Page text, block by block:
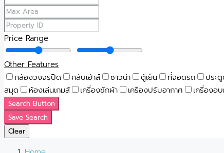
Price Range
Other Features
กล้องวงจรปิด
คลับเฮ้าส์ ซาวน่า ตู้เย็น ที่จอดรถ ประ
สมุด
ห้องเล่นเกมส์ เครื่องซักผ้า เครืองปรับอากาศ เครื่องอ
Search Button
Save Search
Clear